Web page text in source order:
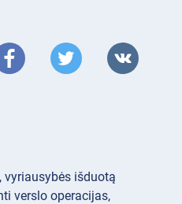
išduotą
verslo operacijas,